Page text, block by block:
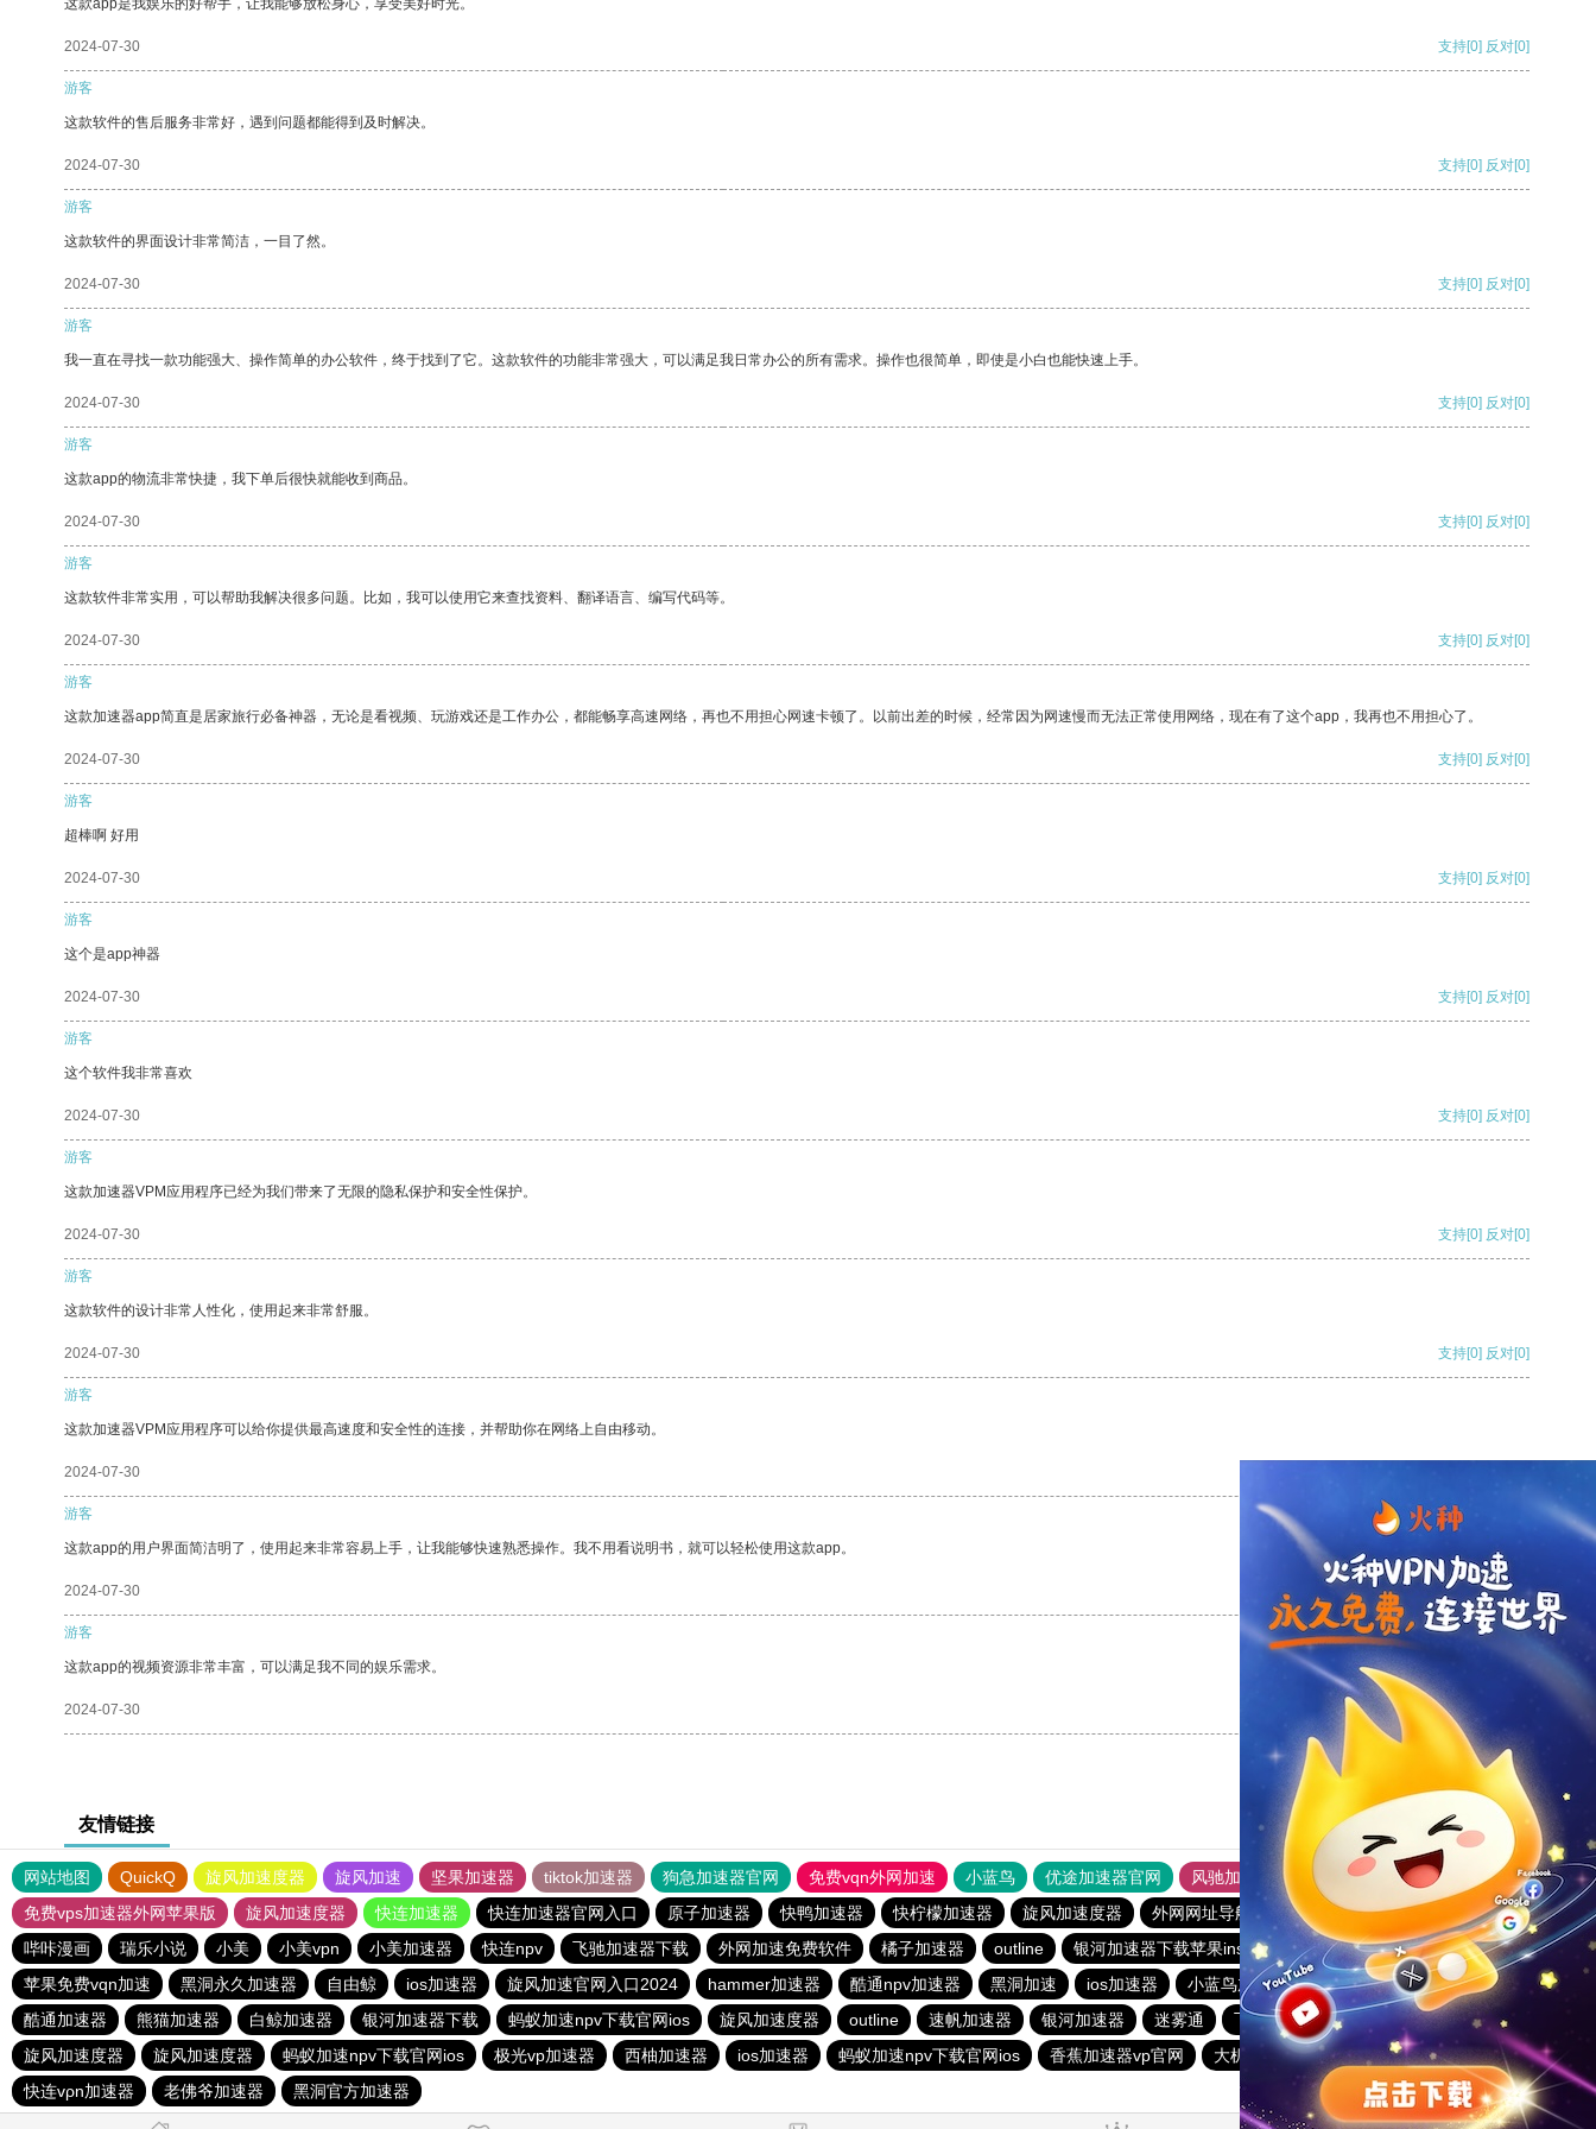
这款app是我娱乐的好帮手，让我能够放松身心，享受美好时光。
2024-07-30 支持[0] 反对[0]
游客
这款软件的售后服务非常好，遇到问题都能得到及时解决。
2024-07-30 支持[0] 反对[0]
游客
这款软件的界面设计非常简洁，一目了然。
2024-07-30 支持[0] 反对[0]
游客
我一直在寻找一款功能强大、操作简单的办公软件，终于找到了它。这款软件的功能非常强大，可以满足我日常办公的所有需求。操作也很简单，即使是小白也能快速上手。
2024-07-30 支持[0] 反对[0]
游客
这款app的物流非常快捷，我下单后很快就能收到商品。
2024-07-30 支持[0] 反对[0]
游客
这款软件非常实用，可以帮助我解决很多问题。比如，我可以使用它来查找资料、翻译语言、编写代码等。
2024-07-30 支持[0] 反对[0]
游客
这款加速器app简直是居家旅行必备神器，无论是看视频、玩游戏还是工作办公，都能畅享高速网络，再也不用担心网速卡顿了。以前出差的时候，经常因为网速慢而无法正常使用网络，现在有了这个app，我再也不用担心了。
2024-07-30 支持[0] 反对[0]
游客
超棒啊 好用
2024-07-30 支持[0] 反对[0]
游客
这个是app神器
2024-07-30 支持[0] 反对[0]
游客
这个软件我非常喜欢
2024-07-30 支持[0] 反对[0]
游客
这款加速器VPM应用程序已经为我们带来了无限的隐私保护和安全性保护。
2024-07-30 支持[0] 反对[0]
游客
这款软件的设计非常人性化，使用起来非常舒服。
2024-07-30 支持[0] 反对[0]
游客
这款加速器VPM应用程序可以给你提供最高速度和安全性的连接，并帮助你在网络上自由移动。
2024-07-30
游客
这款app的用户界面简洁明了，使用起来非常容易上手，让我能够快速熟悉操作。我不用看说明书，就可以轻松使用这款app。
2024-07-30 支持 [0] 反对 [0]
游客
这款app的视频资源非常丰富，可以满足我不同的娱乐需求。
2024-07-30 支持
友情链接
网站地图 QuickQ 旋风加速度器 旋风加速 坚果加速器 tiktok加速器 狗急加速器官网 免费vqn外网加速 小蓝鸟 优途加速器官网 风驰加速器
旋风加速器
免费vps加速器外网苹果版
旋风加速度器 快连加速器 快连加速器官网入口 原子加速器 快鸭加速器 快柠檬加速器 旋风加速度器 外网网址导航 软件中心 雷霆加速
狂飙加速器
哔咔漫画
瑞乐小说 小美 小美vpn 小美加速器 快连npv 飞驰加速器下载 外网加速免费软件 橘子加速器 outline 银河加速器下载苹果ins 猴王加速器 1元机场
Sockboom
苹果免费vqn加速
黑洞永久加速器 自由鲸 ios加速器 旋风加速官网入口2024 hammer加速器 酷通npv加速器 黑洞加速 ios加速器 小蓝鸟加速器 快连vp
黑洞nvp加速器
酷通加速器
熊猫加速器 白鲸加速器 银河加速器下载 蚂蚁加速npv下载官网ios 旋风加速度器 outline 速帆加速器 银河加速器 迷雾通 飞驰加速器 快连pro
海鸥加速度
旋风加速度器
旋风加速度器 蚂蚁加速npv下载官网ios 极光vp加速器 西柚加速器 ios加速器 蚂蚁加速npv下载官网ios 香蕉加速器vp官网 大机场加速器 猎豹加速器
一元机场
快连vρn加速器
老佛爷加速器 黑洞官方加速器